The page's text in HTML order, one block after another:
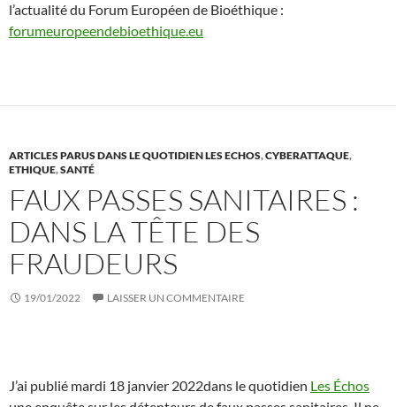
l’actualité du Forum Européen de Bioéthique :
forumeuropeendebioethique.eu
ARTICLES PARUS DANS LE QUOTIDIEN LES ECHOS,CYBERATTAQUE,
ETHIQUE,SANTÉ
FAUX PASSES SANITAIRES :
DANS LA TÊTE DES
FRAUDEURS
19/01/2022 LAISSER UN COMMENTAIRE
J’ai publié mardi 18 janvier 2022dans le quotidien Les Échos